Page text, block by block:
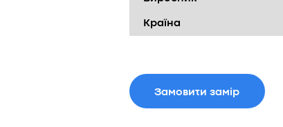
Країна
Замовити замір